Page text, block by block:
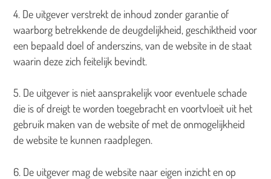
4. De uitgever verstrekt de inhoud zonder garantie of
waarborg betrekkende de deugdelijkheid, geschiktheid voor
een bepaald doel of anderszins, van de website in de staat
waarin deze zich feitelijk bevindt.
5. De uitgever is niet aansprakelijk voor eventuele schade
die is of dreigt te worden toegebracht en voortvloeit uit het
gebruik maken van de website of met de onmogelijkheid
de website te kunnen raadplegen.
6. De uitgever mag de website naar eigen inzicht en op